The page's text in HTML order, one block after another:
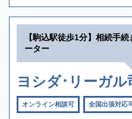
【駒込駅徒歩1分】相続手
ーター
ヨシダ･リーガル
オンライン相談可 全国出張対応